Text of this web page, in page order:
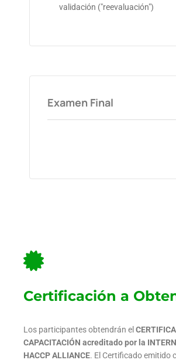
validación ("reevaluación")
Examen Final
Certificación a
Los participantes obtendrán el
CAPACITACIÓN acreditado por la
HACCP ALLIANCE. El Certificado emitido